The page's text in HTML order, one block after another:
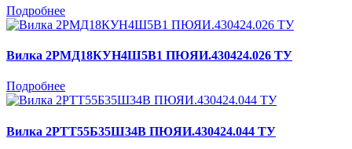
Подробнее
Вилка 2РМД18КУН4Ш5В1 ПЮЯИ.430424.026 ТУ
Подробнее
Вилка 2РТТ55Б35Ш34В ПЮЯИ.430424.044 ТУ